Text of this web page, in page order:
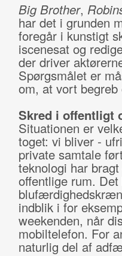
Big Brother,
har det i grunden
foregår i kunstigt
iscenesat og
der driver
Spørgsmålet er
om, at vort
Skred i offentligt
Situationen er
toget: vi bliver -
private samtale
teknologi har
offentlige rum.
indblik i for
weekenden, når
mobiltelefon. For
naturlig del af